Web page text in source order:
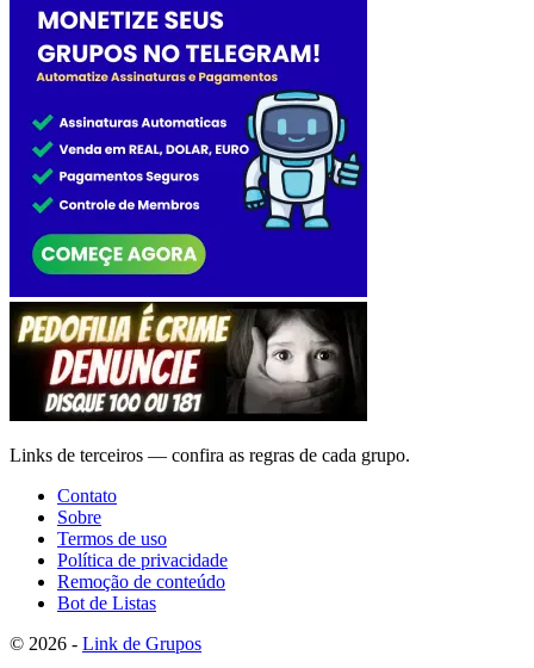
Links de terceiros — confira as regras de cada grupo.
Contato
Sobre
Termos de uso
Política de privacidade
Remoção de conteúdo
Bot de Listas
© 2026 - Link de Grupos